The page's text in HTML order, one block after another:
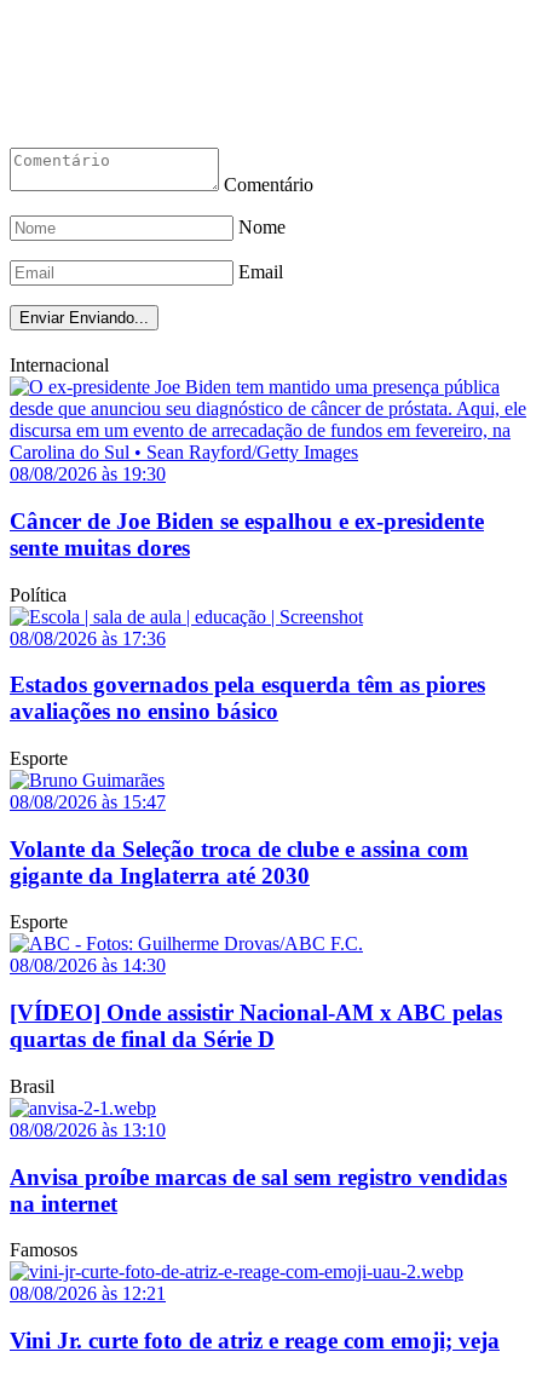
Comentário
Nome
Email
Enviar Enviando...
Internacional
08/08/2026 às 19:30
Câncer de Joe Biden se espalhou e ex-presidente
sente muitas dores
Política
08/08/2026 às 17:36
Estados governados pela esquerda têm as piores
avaliações no ensino básico
Esporte
08/08/2026 às 15:47
Volante da Seleção troca de clube e assina com
gigante da Inglaterra até 2030
Esporte
08/08/2026 às 14:30
[VÍDEO] Onde assistir Nacional-AM x ABC pelas
quartas de final da Série D
Brasil
08/08/2026 às 13:10
Anvisa proíbe marcas de sal sem registro vendidas
na internet
Famosos
08/08/2026 às 12:21
Vini Jr. curte foto de atriz e reage com emoji; veja